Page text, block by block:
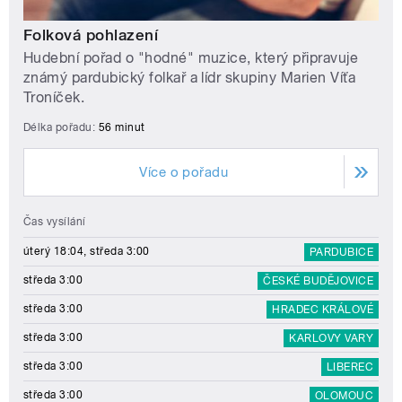
Folková pohlazení
Hudební pořad o "hodné" muzice, který připravuje
známý pardubický folkař a lídr skupiny Marien Víťa
Troníček.
Délka pořadu: 56 minut
Více o pořadu
Čas vysílání
úterý 18:04, středa 3:00 PARDUBICE
středa 3:00 ČESKÉ BUDĚJOVICE
středa 3:00 HRADEC KRÁLOVÉ
středa 3:00 KARLOVY VARY
středa 3:00 LIBEREC
středa 3:00 OLOMOUC